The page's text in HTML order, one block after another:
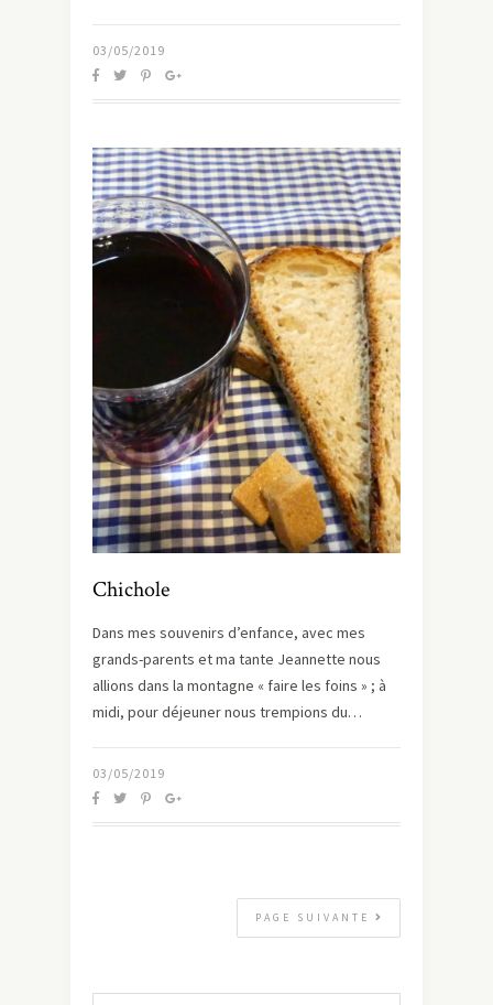
03/05/2019
Chichole
Dans mes souvenirs d’enfance, avec mes
grands-parents et ma tante Jeannette nous
allions dans la montagne « faire les foins » ; à
midi, pour déjeuner nous trempions du…
03/05/2019
PAGE SUIVANTE